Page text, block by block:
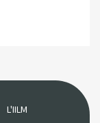
L'IILM